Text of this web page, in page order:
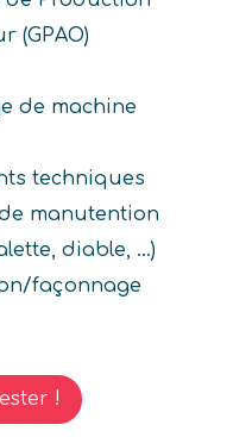
(GPAO)
de machine
techniques
manutention
diable, ...)
façonnage
!